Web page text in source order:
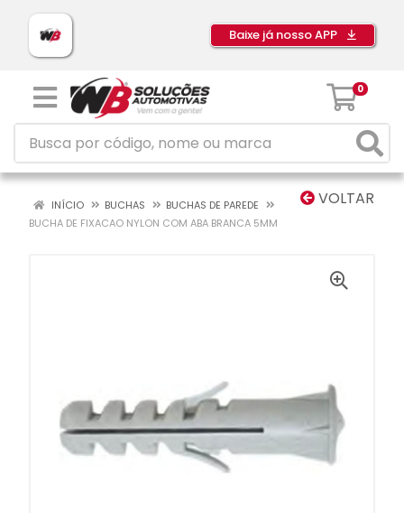
Baixe já nosso APP
0
VOLTAR
INÍCIO BUCHAS
BUCHAS DE PAREDE
BUCHA DE FIXACAO NYLON COM ABA BRANCA 5MM